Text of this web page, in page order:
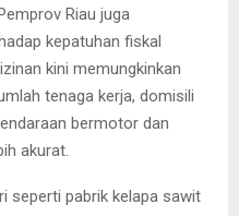
Riau juga
kepatuhan fiskal
kini memungkinkan
tenaga kerja, domisili
bermotor dan
akurat.
seperti pabrik kelapa sawit